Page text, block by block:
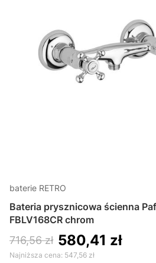
baterie RETRO
Bateria prysznicowa ścienna
FBLV168CR chrom
716,56 zł 580,41 zł
Najniższa cena: 547,56 zł